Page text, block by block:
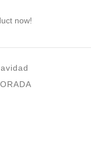
now!